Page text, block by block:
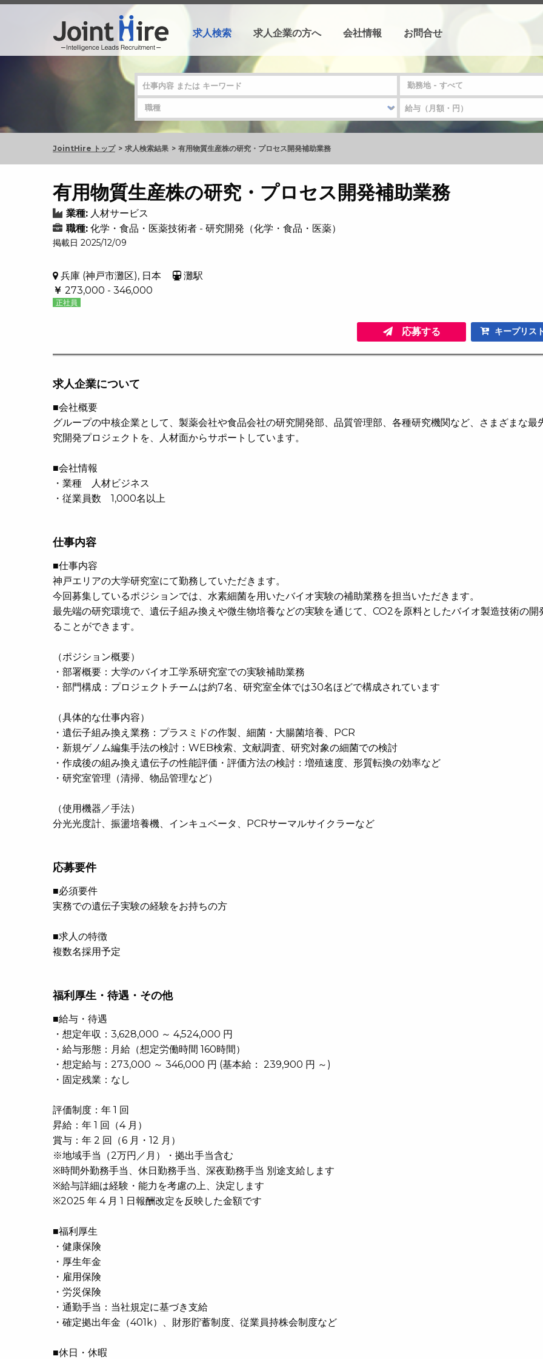
求人検索 求人企業の方へ 会社情報 お問合せ
JointHire トップ 求人検索結果 有用物質生産株の研究・プロセス開発補助業務
有用物質生産株の研究・プロセス開発補助業務
業種: 人材サービス
職種: 化学・食品・医薬技術者 - 研究開発（化学・食品・医薬）
掲載日 2025/12/09
兵庫 (神戸市灘区), 日本
灘駅
￥ 273,000 - 346,000
正社員
応募する キープリス
求人企業について
■会社概要
グループの中核企業として、製薬会社や食品会社の研究開発部、品質管理部、各種研究機関など、さまざまな最
究開発プロジェクトを、人材面からサポートしています。
■会社情報
・業種 人材ビジネス
・従業員数 1,000名以上
仕事内容
■仕事内容
神戸エリアの大学研究室にて勤務していただきます。
今回募集しているポジションでは、水素細菌を用いたバイオ実験の補助業務を担当いただきます。
最先端の研究環境で、遺伝子組み換えや微生物培養などの実験を通じて、CO2を原料としたバイオ製造技術の開
ることができます。
（ポジション概要）
・部署概要：大学のバイオ工学系研究室での実験補助業務
・部門構成：プロジェクトチームは約7名、研究室全体では30名ほどで構成されています
（具体的な仕事内容）
・遺伝子組み換え業務：プラスミドの作製、細菌・大腸菌培養、PCR
・新規ゲノム編集手法の検討：WEB検索、文献調査、研究対象の細菌での検討
・作成後の組み換え遺伝子の性能評価・評価方法の検討：増殖速度、形質転換の効率など
・研究室管理（清掃、物品管理など）
（使用機器／手法）
分光光度計、振盪培養機、インキュベータ、PCRサーマルサイクラーなど
応募要件
■必須要件
実務での遺伝子実験の経験をお持ちの方
■求人の特徴
複数名採用予定
福利厚生・待遇・その他
■給与・待遇
・想定年収：3,628,000 ～ 4,524,000 円
・給与形態：月給（想定労働時間 160時間）
・想定給与：273,000 ～ 346,000 円 (基本給： 239,900 円 ～)
・固定残業：なし
評価制度：年 1 回
昇給：年 1 回（4 月）
賞与：年 2 回（6 月・12 月）
※地域手当（2万円／月）・拠出手当含む
※時間外勤務手当、休日勤務手当、深夜勤務手当 別途支給します
※給与詳細は経験・能力を考慮の上、決定します
※2025 年 4 月 1 日報酬改定を反映した金額です
■福利厚生
・健康保険
・厚生年金
・雇用保険
・労災保険
・通勤手当：当社規定に基づき支給
・確定拠出年金（401k）、財形貯蓄制度、従業員持株会制度など
■休日・休暇